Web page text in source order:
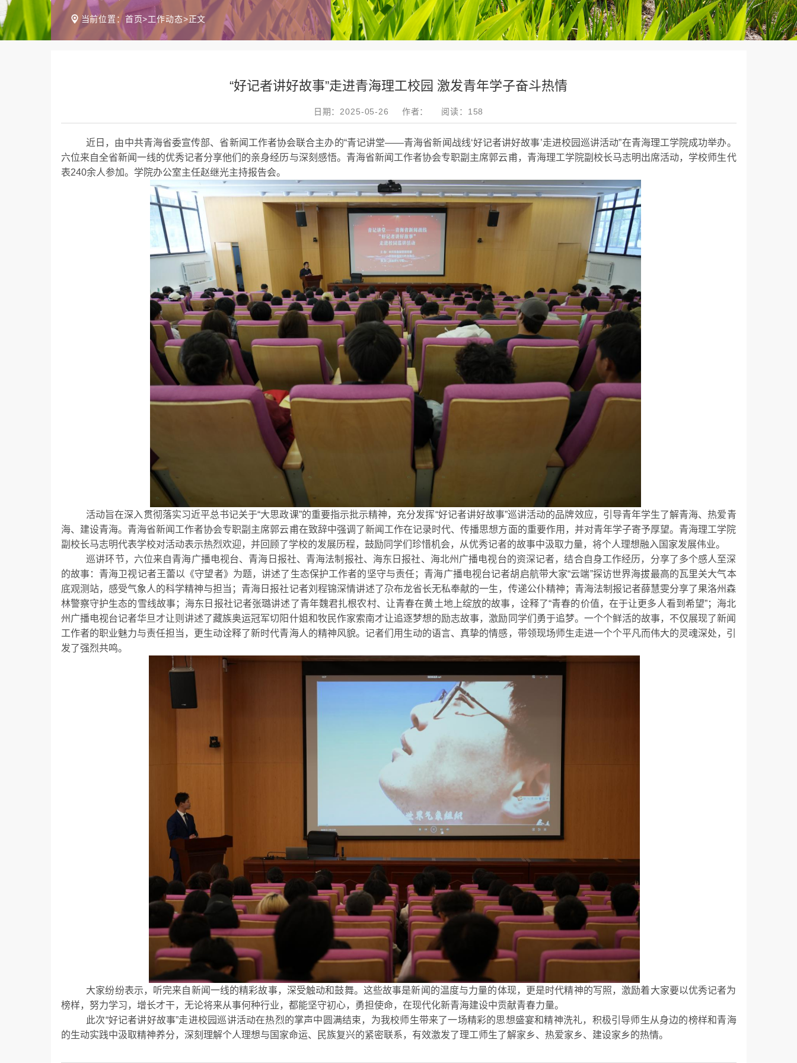
当前位置： 首页>工作动态>正文
“好记者讲好故事”走进青海理工校园 激发青年学子奋斗热情
日期：2025-05-26 作者： 阅读： 158
近日，由中共青海省委宣传部、省新闻工作者协会联合主办的“青记讲堂——青海省新闻战线‘好记者讲好故事’走进校园巡讲活动”在青海理工学院成功举办。
六位来自全省新闻一线的优秀记者分享他们的亲身经历与深刻感悟。青海省新闻工作者协会专职副主席郭云甫，青海理工学院副校长马志明出席活动，学校师生代
表240余人参加。学院办公室主任赵继光主持报告会。
活动旨在深入贯彻落实习近平总书记关于“大思政课”的重要指示批示精神，充分发挥“好记者讲好故事”巡讲活动的品牌效应，引导青年学生了解青海、热爱青
海、建设青海。青海省新闻工作者协会专职副主席郭云甫在致辞中强调了新闻工作在记录时代、传播思想方面的重要作用，并对青年学子寄予厚望。青海理工学院
副校长马志明代表学校对活动表示热烈欢迎，并回顾了学校的发展历程，鼓励同学们珍惜机会，从优秀记者的故事中汲取力量，将个人理想融入国家发展伟业。
巡讲环节，六位来自青海广播电视台、青海日报社、青海法制报社、海东日报社、海北州广播电视台的资深记者，结合自身工作经历，分享了多个感人至深
的故事： 青海卫视记者王蕾以《守望者》为题，讲述了生态保护工作者的坚守与责任；青海广播电视台记者胡启航带大家“云端”探访世界海拔最高的瓦里关大气本
底观测站，感受气象人的科学精神与担当；青海日报社记者刘程锦深情讲述了尕布龙省长无私奉献的一生，传递公仆精神；青海法制报记者薛慧雯分享了果洛州森
林警察守护生态的雪线故事；海东日报社记者张璐讲述了青年魏君扎根农村、让青春在黄土地上绽放的故事，诠释了“青春的价值，在于让更多人看到希望”；海北
州广播电视台记者华旦才让则讲述了藏族奥运冠军切阳什姐和牧民作家索南才让追逐梦想的励志故事，激励同学们勇于追梦。一个个鲜活的故事，不仅展现了新闻
工作者的职业魅力与责任担当，更生动诠释了新时代青海人的精神风貌。记者们用生动的语言、真挚的情感，带领现场师生走进一个个平凡而伟大的灵魂深处，引
发了强烈共鸣。
大家纷纷表示，听完来自新闻一线的精彩故事，深受触动和鼓舞。这些故事是新闻的温度与力量的体现，更是时代精神的写照，激励着大家要以优秀记者为
榜样，努力学习，增长才干，无论将来从事何种行业，都能坚守初心，勇担使命，在现代化新青海建设中贡献青春力量。
此次“好记者讲好故事”走进校园巡讲活动在热烈的掌声中圆满结束，为我校师生带来了一场精彩的思想盛宴和精神洗礼，积极引导师生从身边的榜样和青海
的生动实践中汲取精神养分，深刻理解个人理想与国家命运、民族复兴的紧密联系，有效激发了理工师生了解家乡、热爱家乡、建设家乡的热情。